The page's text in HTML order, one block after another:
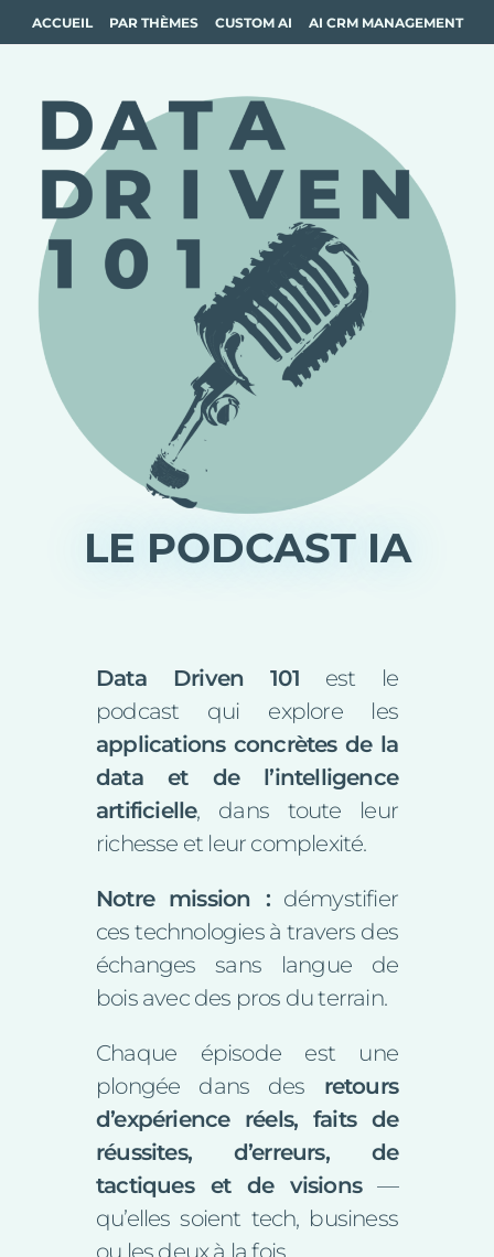
ACCUEIL PAR THÈMES CUSTOM AI AI CRM MANAGEMENT
LE PODCAST IA
Data Driven 101 est le
podcast qui explore les
applications concrètes de la
data et de l’intelligence
artificielle, dans toute leur
richesse et leur complexité.
Notre mission :démystifier
ces technologies à travers des
échanges sans langue de
bois avec des pros du terrain.
Chaque épisode est une
plongée dans des retours
d’expérience réels, faits de
réussites, d’erreurs, de
tactiques et de visions—
qu’elles soient tech, business